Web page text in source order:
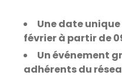
Une date
février à partir de
Un événement
adhérents du